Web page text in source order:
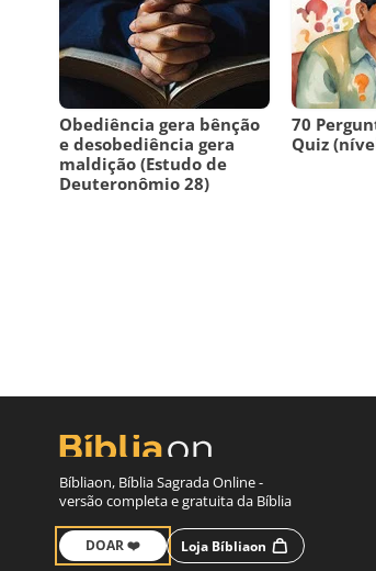
Obediência gera bênção
e desobediência gera
maldição (Estudo de
Deuteronômio 28)
70
Quiz
Bíbliaon, Bíblia Sagrada Online -
versão completa e gratuita da Bíblia
DOAR ❤️ Loja Bíbliaon